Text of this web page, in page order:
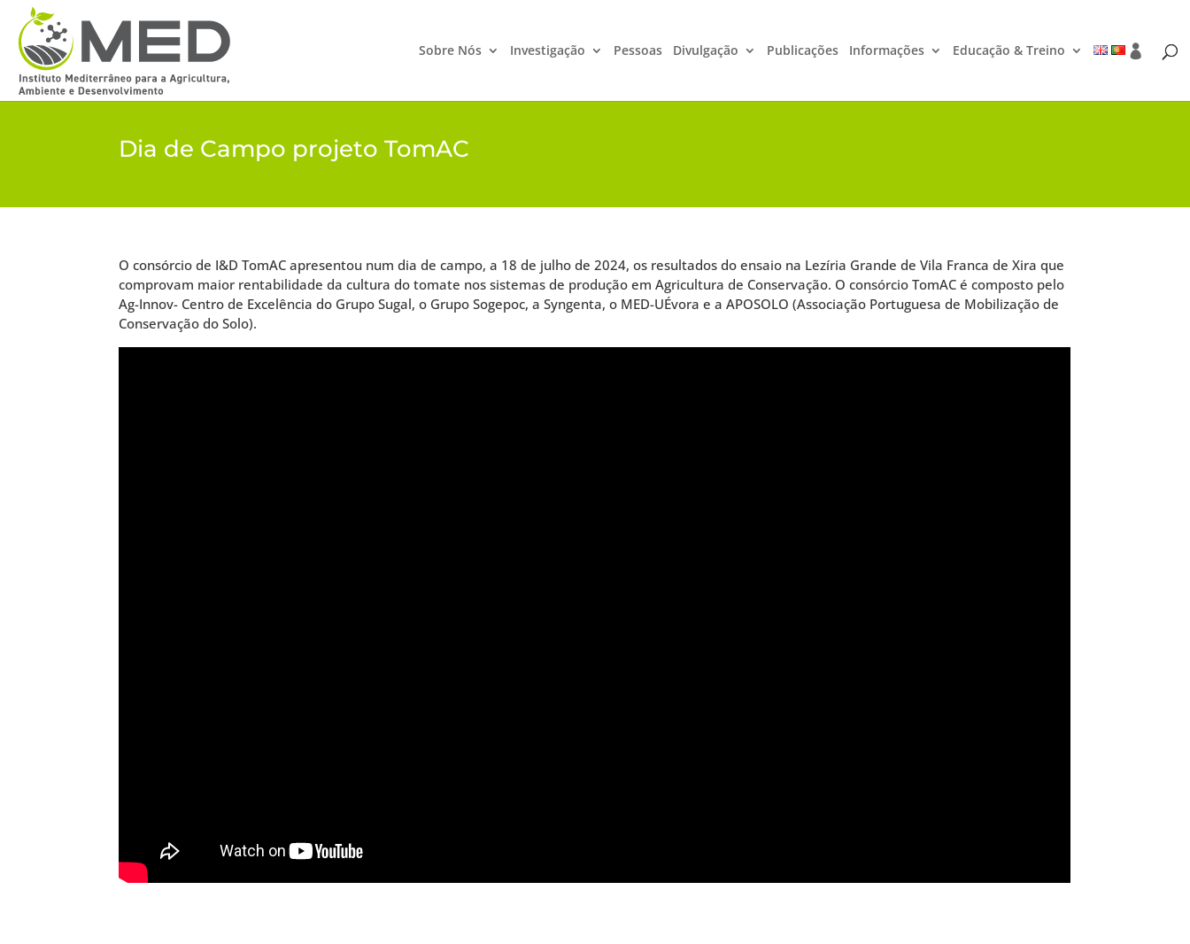
Sobre Nós Investigação Pessoas Divulgação Publicações Informações Educação & Treino
Dia de Campo projeto TomAC
O consórcio de I&D TomAC apresentou num dia de campo, a 18 de julho de 2024, os resultados do ensaio na Lezíria Grande de Vila Franca de Xira que
comprovam maior rentabilidade da cultura do tomate nos sistemas de produção em Agricultura de Conservação. O consórcio TomAC é composto pelo
Ag-Innov- Centro de Excelência do Grupo Sugal, o Grupo Sogepoc, a Syngenta, o MED-UÉvora e a APOSOLO (Associação Portuguesa de Mobilização de
Conservação do Solo).